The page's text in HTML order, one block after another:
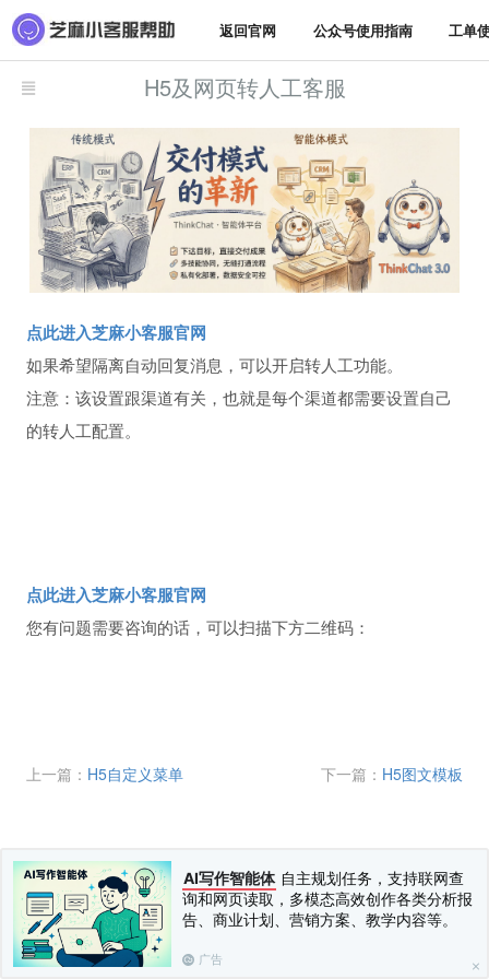
AI写作智能体 自主规划任务，支持联网查
询和网页读取，多模态高效创作各类分析报
告、商业计划、营销方案、教学内容等。
广告
返回官网 公众号使用指南 工单
H5及网页转人工客服
点此进入芝麻小客服官网
如果希望隔离自动回复消息，可以开启转人工功能。
注意：该设置跟渠道有关，也就是每个渠道都需要设置自己
的转人工配置。
点此进入芝麻小客服官网
您有问题需要咨询的话，可以扫描下方二维码：
上一篇： H5自定义菜单 下一篇： H5图文模板